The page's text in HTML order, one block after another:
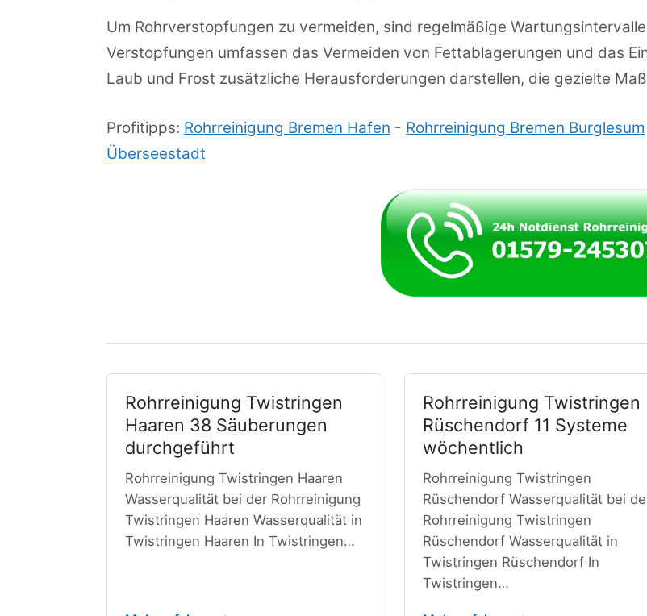
Um Rohrverstopfungen zu vermeiden, sind regelmäßige
Verstopfungen umfassen das Vermeiden von Fettablagerungen und das
Laub und Frost zusätzliche Herausforderungen darstellen, die gezielte
Profitipps: Rohrreinigung Bremen Hafen - Rohrreinigung Bremen Burglesum
Überseestadt
Rohrreinigung Twistringen
Haaren 38 Säuberungen
durchgeführt
Rohrreinigung Twistringen Haaren
Wasserqualität bei der Rohrreinigung
Twistringen Haaren Wasserqualität in
Twistringen Haaren In Twistringen…
Rohrreinigung Twistringen
Rüschendorf 11 Systeme
wöchentlich
Rohrreinigung Twistringen
Rüschendorf Wasserqualität bei
Rohrreinigung Twistringen
Rüschendorf Wasserqualität in
Twistringen Rüschendorf In
Twistringen…